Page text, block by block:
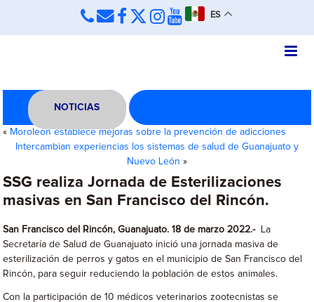
ES
NOTICIAS
« Moroleón establece mejoras sobre la prevención de adicciones
Intercambian experiencias los sistemas de salud de Guanajuato y
Nuevo León »
SSG realiza Jornada de Esterilizaciones
masivas en San Francisco del Rincón.
San Francisco del Rincón, Guanajuato. 18 de marzo 2022.-La
Secretaría de Salud de Guanajuato inició una jornada masiva de
esterilización de perros y gatos en el municipio de San Francisco del
Rincón, para seguir reduciendo la población de estos animales.
Con la participación de 10 médicos veterinarios zootecnistas se